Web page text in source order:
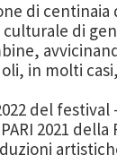
di
di
in molti
del
2021 della